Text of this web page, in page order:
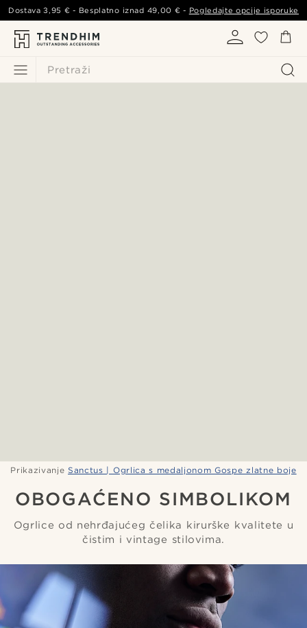
Pretraži
Dostava3,95 € - Besplatno iznad 49,00 € - Pogledajte opcije isporuke
Prikazivanje Sanctus | Ogrlica s medaljonom Gospe zlatne boje
OBOGAĆENO SIMBOLIKOM
Ogrlice od nehrđajućeg čelika kirurške kvalitete u
čistim i vintage stilovima.